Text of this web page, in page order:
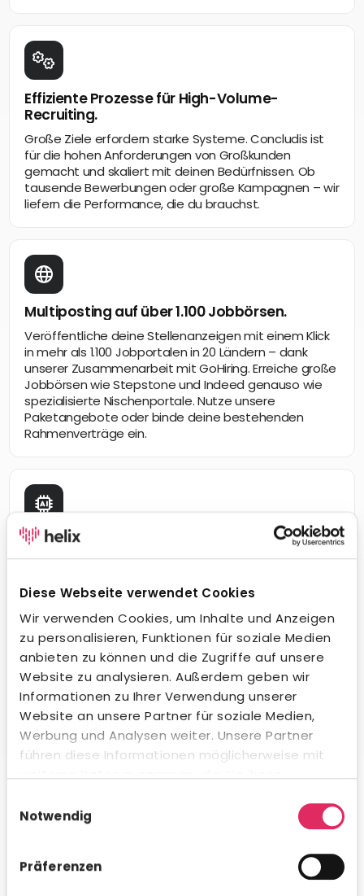
Diese Webseite verwendet Cookies
Wir verwenden Cookies, um Inhalte und Anzeigen
zu personalisieren, Funktionen für soziale Medien
anbieten zu können und die Zugriffe auf unsere
Website zu analysieren. Außerdem geben wir
Informationen zu Ihrer Verwendung unserer
Website an unsere Partner für soziale Medien,
Werbung und Analysen weiter. Unsere Partner
führen diese Informationen möglicherweise mit
weiteren Daten zusammen, die Sie ihnen
Nutzung der Dienste gesammelt haben.
Notwendig
Präferenzen
Effiziente Prozesse für High-Volume-
Recruiting.
Große Ziele erfordern starke Systeme. Concludis ist
für die hohen Anforderungen von Großkunden
gemacht und skaliert mit deinen Bedürfnissen. Ob
tausende Bewerbungen oder große Kampagnen – wir
liefern die Performance, die du brauchst.
Multiposting auf über 1.100 Jobbörsen.
Veröffentliche deine Stellenanzeigen mit einem Klick
in mehr als 1.100 Jobportalen in 20 Ländern – dank
unserer Zusammenarbeit mit GoHiring. Erreiche große
Jobbörsen wie Stepstone und Indeed genauso wie
spezialisierte Nischenportale. Nutze unsere
Paketangebote oder binde deine bestehenden
Rahmenverträge ein.
Wegweisende KI-Integration.
Posts und in der Kommunikation mit Bewerbern – in
jeder Sprache und jedem Ton. Natürlich
datenschutzkonform und innerhalb gesetzlicher
Vorgaben. Auch beim Kandidaten-Matching
profitierst du von intelligenter Unterstützung.
Auswertungen direkt in Concludis – oder integriere die
Daten via API in deine bestehenden BI-Tools für
genau dann verfügbar, wenn du es brauchst.